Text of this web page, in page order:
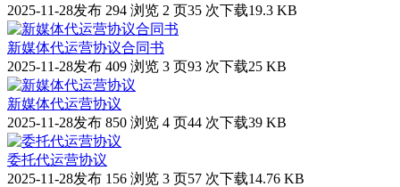
2025-11-28发布 294 浏览 2 页35 次下载19.3 KB
新媒体代运营协议合同书
2025-11-28发布 409 浏览 3 页93 次下载25 KB
新媒体代运营协议
2025-11-28发布 850 浏览 4 页44 次下载39 KB
委托代运营协议
2025-11-28发布 156 浏览 3 页57 次下载14.76 KB